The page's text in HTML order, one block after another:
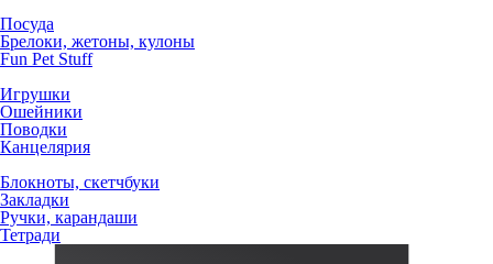
Посуда
Брелоки, жетоны, кулоны
Fun Pet Stuff
Игрушки
Ошейники
Поводки
Канцелярия
Блокноты, скетчбуки
Закладки
Ручки, карандаши
Тетради